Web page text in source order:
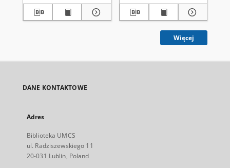
Więcej
DANE KONTAKTOWE
Adres
Biblioteka UMCS
ul. Radziszewskiego 11
20-031 Lublin, Poland